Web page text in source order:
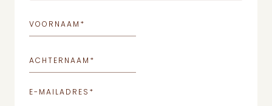
VOORNAAM *
ACHTERNAAM *
E-MAILADRES *